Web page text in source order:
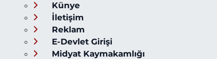
Künye
İletişim
Reklam
E-Devlet Girişi
Midyat Kaymakamlığı